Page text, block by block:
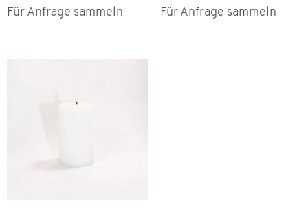
Für Anfrage sammeln Für Anfrage sammeln